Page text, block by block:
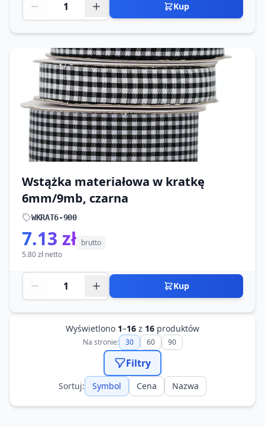
Kup
Wstążka materiałowa w kratkę
6mm/9mb, czarna
WKRAT6-900
7.13 zł brutto
5.80 zł netto
Kup
Wyświetlono 1–16 z 16 produktów
Na stronie: 30 60 90
Filtry
Sortuj: Symbol Cena Nazwa